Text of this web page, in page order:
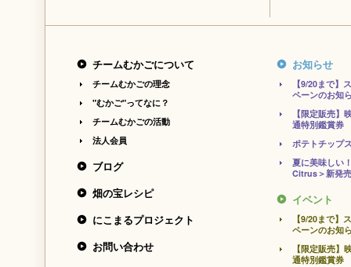
チームむかごについて
チームむかごの理念
"むかご"ってなに？
チームむかごの活動
法人会員
ブログ
畑の宝レシピ
にこまるプロジェクト
お問い合わせ
お知らせ
【9/20まで】
ペーンのお知
【限定販売】
通特別鑑賞券
ポテトチップ
夏に美味しい
Citrus＞新発
イベント
【9/20まで】
ペーンのお知
【限定販売】
通特別鑑賞券